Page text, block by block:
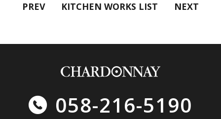
PREV KITCHEN WORKS LIST NEXT
058-216-5190